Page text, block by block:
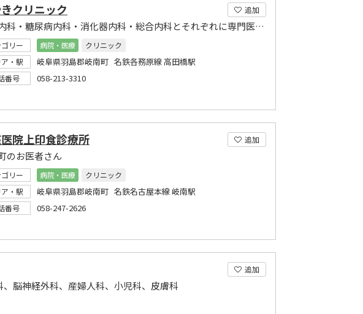
追加
クリニック
血液内科・糖尿病内科・消化器内科・総合内科とそれぞれに専門医が診察をさせて頂きます
リー 病院・医療
クリニック
・駅
岐阜県羽島郡岐南町 名鉄各務原線 高田橋駅
番号 058-213-3310
追加
院上印食診療所
のお医者さん
リー 病院・医療
クリニック
・駅
岐阜県羽島郡岐南町 名鉄名古屋本線 岐南駅
番号 058-247-2626
追加
脳神経外科、産婦人科、小児科、皮膚科